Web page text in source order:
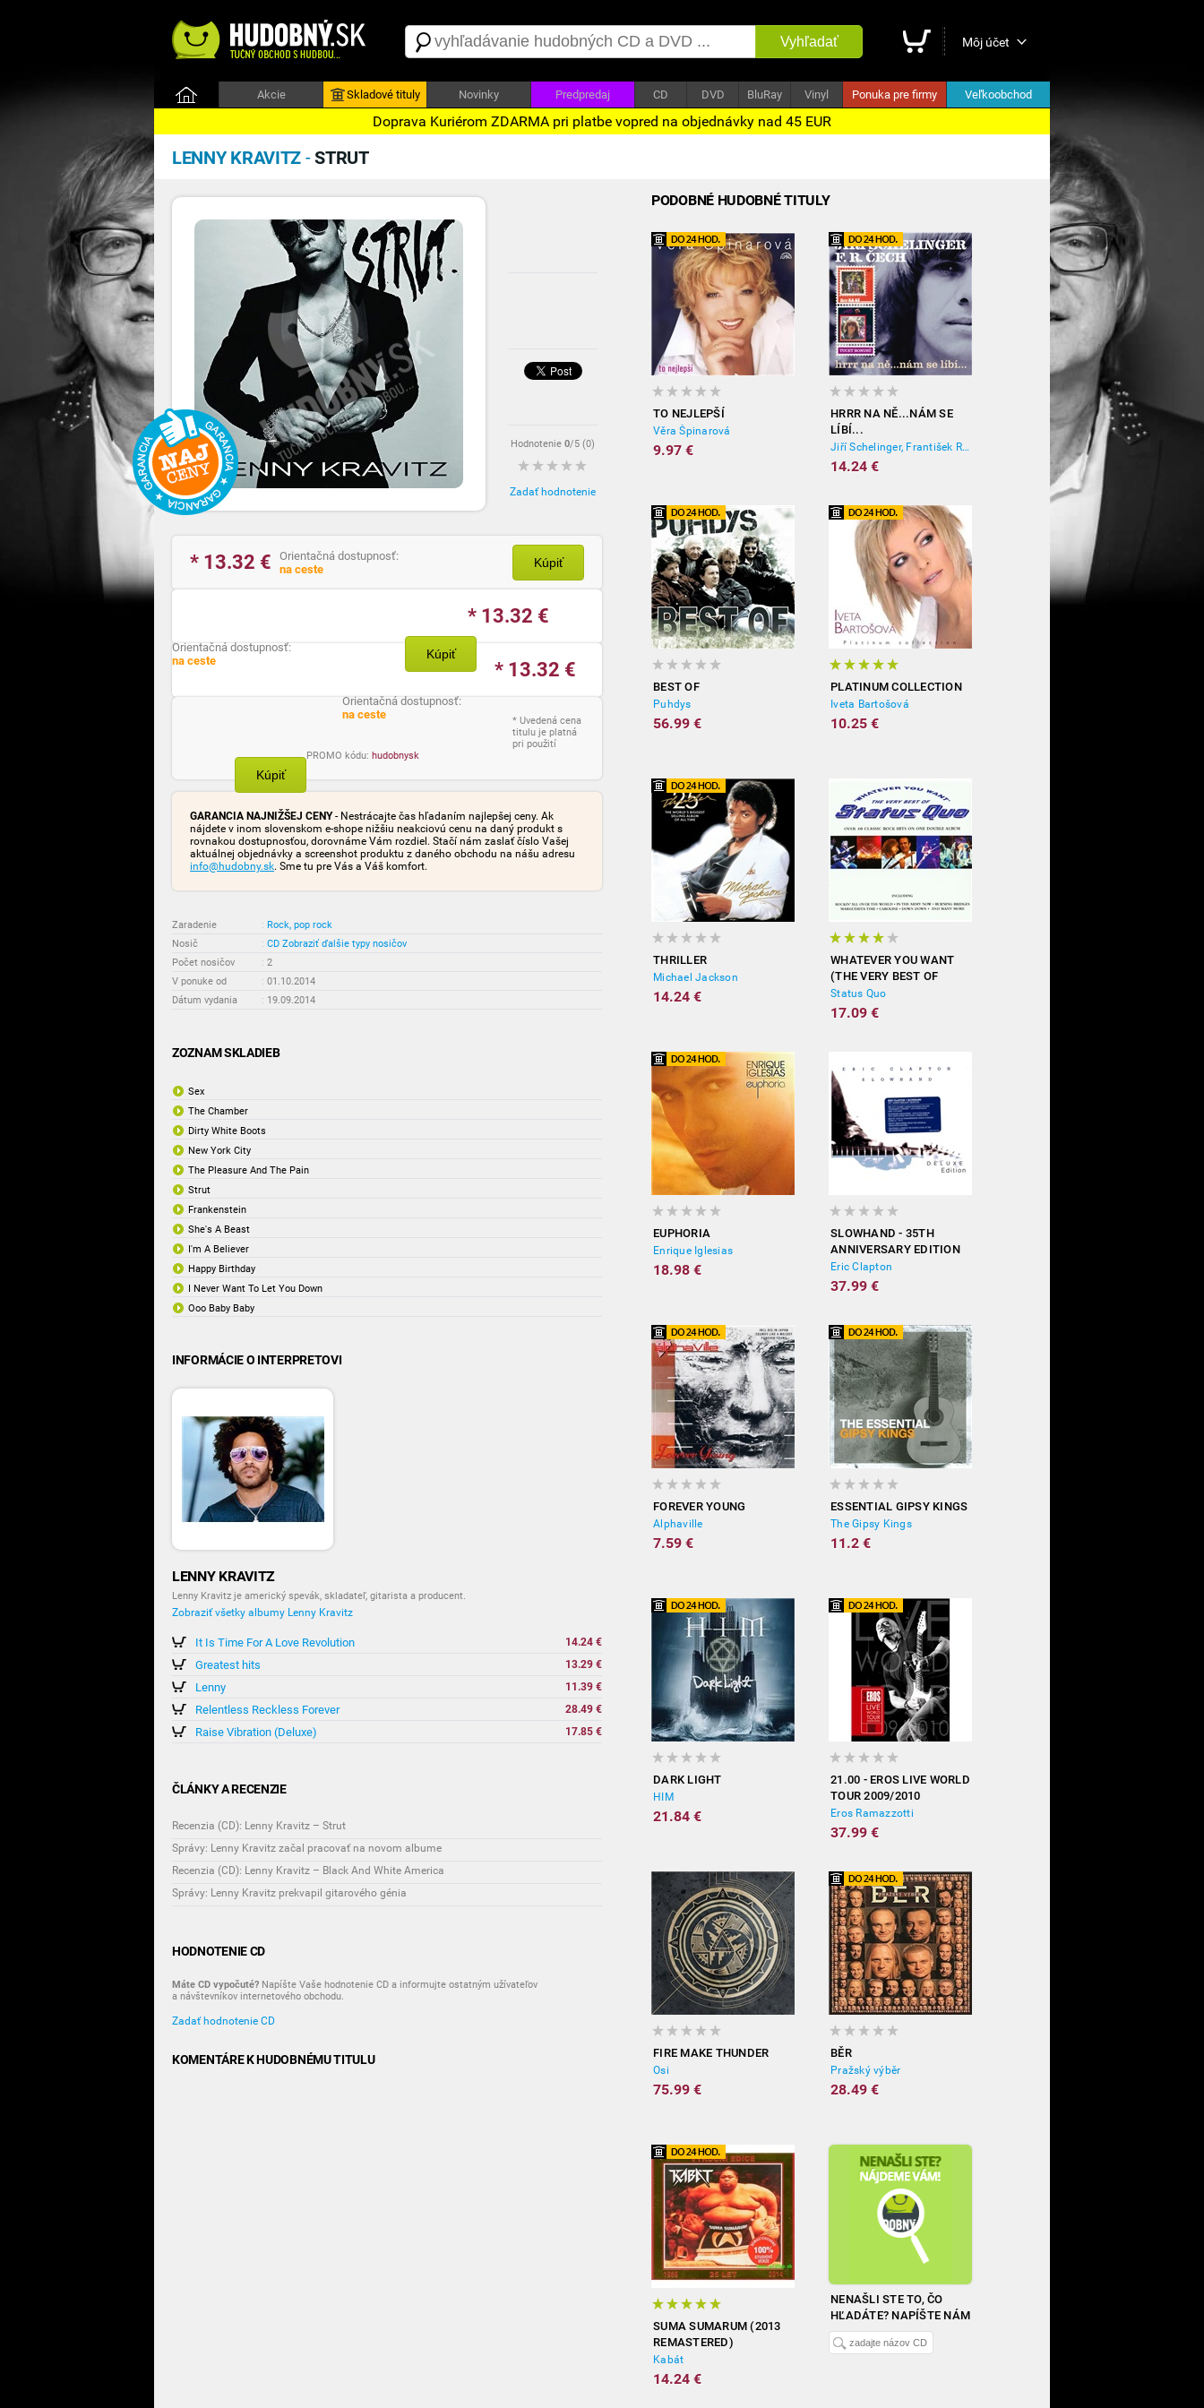
Vyhľadať Môj účet
Akcie Skladové tituly Novinky Predpredaj CD DVD BluRay Vinyl Ponuka pre firmy Veľkoobchod
Doprava Kuriérom ZDARMA pri platbe vopred na objednávky nad 45 EUR
LENNY KRAVITZ -STRUT
Hodnotenie 0/5 (0)
Zadať hodnotenie
* 13.32 €
Orientačná dostupnosť:
na ceste
Kúpiť
* 13.32 €
Orientačná dostupnosť:
na ceste
Kúpiť
* 13.32 €
Orientačná dostupnosť:
na ceste
Kúpiť
* Uvedená cena
titulu je platná
pri použití
PROMO kódu: hudobnysk
GARANCIA NAJNIŽŠEJ CENY- Nestrácajte čas hľadaním najlepšej ceny. Ak
nájdete v inom slovenskom e-shope nižšiu neakciovú cenu na daný produkt s
rovnakou dostupnosťou, dorovnáme Vám rozdiel. Stačí nám zaslať číslo Vašej
aktuálnej objednávky a screenshot produktu z daného obchodu na nášu adresu
info@hudobny.sk. Sme tu pre Vás a Váš komfort.
Zaradenie : Rock, pop rock
Nosič
: CD Zobraziť ďalšie typy nosičov
Počet nosičov
: 2
V ponuke od
: 01.10.2014
Dátum vydania
: 19.09.2014
ZOZNAM SKLADIEB
Sex
The Chamber
Dirty White Boots
New York City
The Pleasure And The Pain
Strut
Frankenstein
She's A Beast
I'm A Believer
Happy Birthday
I Never Want To Let You Down
Ooo Baby Baby
INFORMÁCIE O INTERPRETOVI
LENNY KRAVITZ
Lenny Kravitz je americký spevák, skladateľ, gitarista a producent.
Zobraziť všetky albumy Lenny Kravitz
It Is Time For A Love Revolution 14.24 €
Greatest hits 13.29 €
Lenny 11.39 €
Relentless Reckless Forever 28.49 €
Raise Vibration (Deluxe) 17.85 €
ČLÁNKY A RECENZIE
Recenzia (CD): Lenny Kravitz – Strut
Správy: Lenny Kravitz začal pracovať na novom albume
Recenzia (CD): Lenny Kravitz – Black And White America
Správy: Lenny Kravitz prekvapil gitarového génia
HODNOTENIE CD
Máte CD vypočuté? Napíšte Vaše hodnotenie CD a informujte ostatným užívateľov
a návštevníkov internetového obchodu.
Zadať hodnotenie CD
KOMENTÁRE K HUDOBNÉMU TITULU
PODOBNÉ HUDOBNÉ TITULY
TO NEJLEPŠÍ
Věra Špinarová
9.97 €
HRRR NA NĚ...NÁM SE
LÍBÍ...
Jiří Schelinger, František Ringo Čech
14.24 €
BEST OF
Puhdys
56.99 €
PLATINUM COLLECTION
Iveta Bartošová
10.25 €
THRILLER
Michael Jackson
14.24 €
WHATEVER YOU WANT
(THE VERY BEST OF
STATUS QUO)
Status Quo
17.09 €
EUPHORIA
Enrique Iglesias
18.98 €
SLOWHAND - 35TH
ANNIVERSARY EDITION
(DELUXE)
Eric Clapton
37.99 €
FOREVER YOUNG
Alphaville
7.59 €
ESSENTIAL GIPSY KINGS
The Gipsy Kings
11.2 €
DARK LIGHT
HIM
21.84 €
21.00 - EROS LIVE WORLD
TOUR 2009/2010
Eros Ramazzotti
37.99 €
FIRE MAKE THUNDER
Osi
75.99 €
BĚR
Pražský výběr
28.49 €
SUMA SUMARUM (2013
REMASTERED)
Kabát
14.24 €
NENAŠLI STE TO, ČO
HĽADÁTE? NAPÍŠTE NÁM